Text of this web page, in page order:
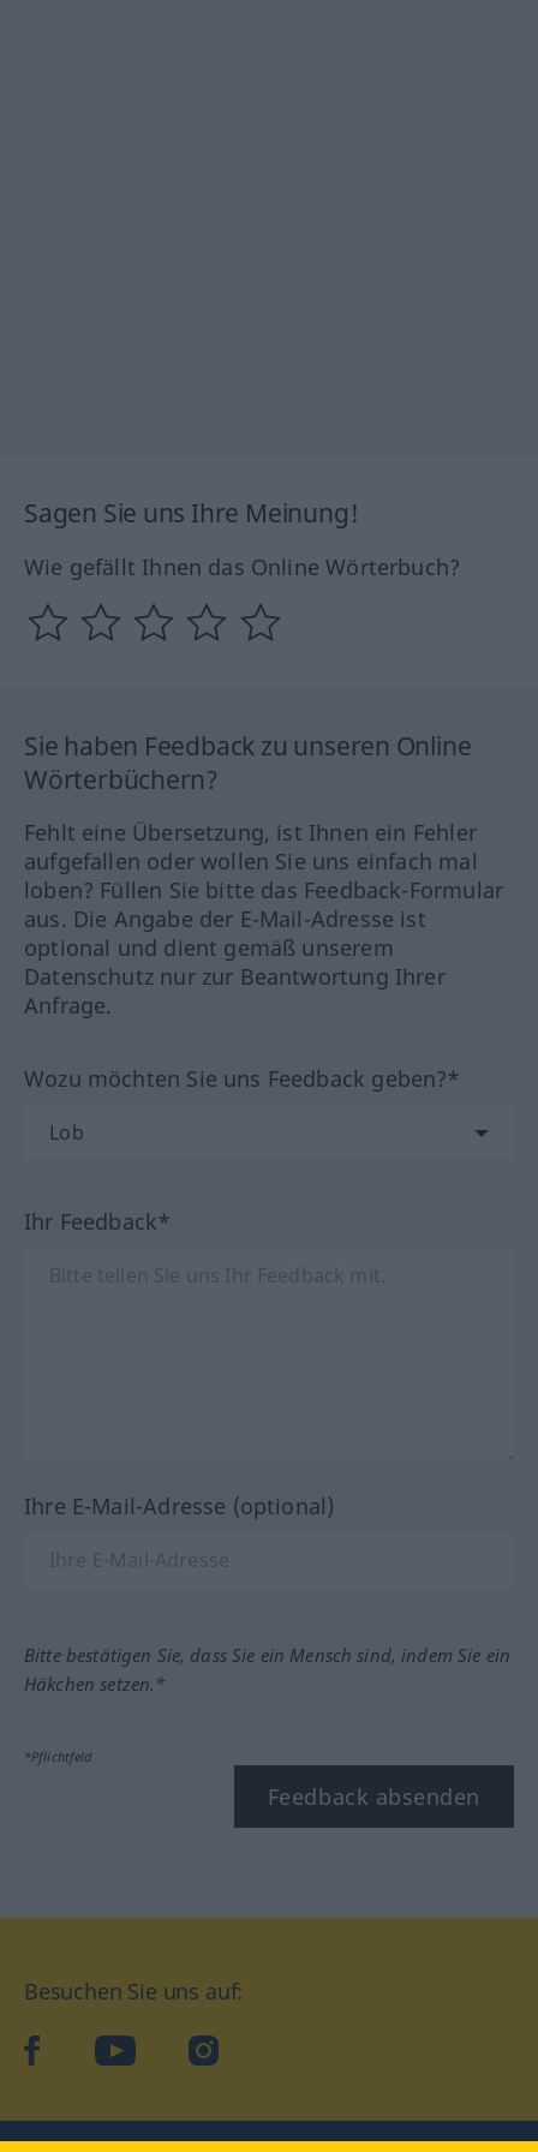
Sagen Sie uns Ihre Meinung!
Wie gefällt Ihnen das Online Wörterbuch?
Sie haben Feedback zu unseren Online
Wörterbüchern?
Fehlt eine Übersetzung, ist Ihnen ein Fehler
aufgefallen oder wollen Sie uns einfach mal
loben? Füllen Sie bitte das Feedback-Formular
aus. Die Angabe der E-Mail-Adresse ist
optional und dient gemäß unserem
Datenschutz nur zur Beantwortung Ihrer
Anfrage.
Wozu möchten Sie uns Feedback geben?*
Ihr Feedback*
Ihre E-Mail-Adresse (optional)
Bitte bestätigen Sie, dass Sie ein Mensch sind, indem Sie ein
Häkchen setzen.*
*Pflichtfeld
Feedback absenden
Besuchen Sie uns auf:
facebookYouTube Instagram